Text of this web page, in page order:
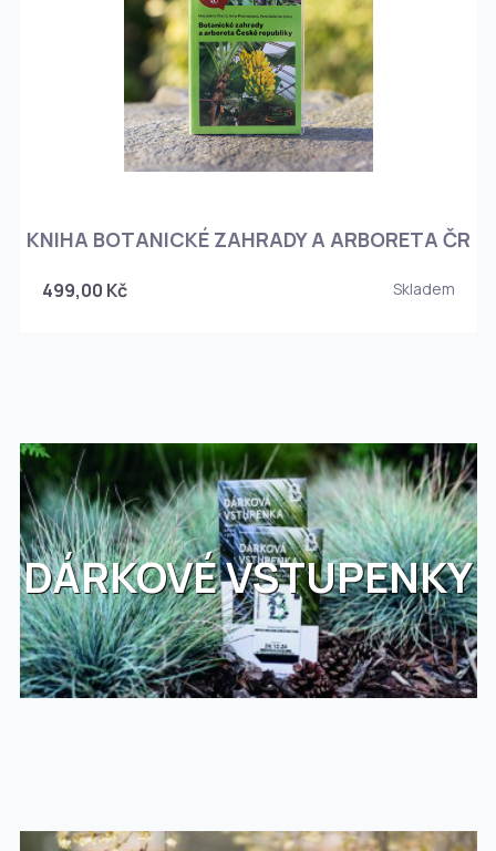
KNIHA BOTANICKÉ ZAHRADY A ARBORETA ČR
499,00 Kč Skladem
DÁRKOVÉ VSTUPENKY